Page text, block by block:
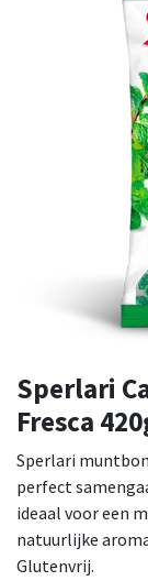
Sperlari
Fresca
Sperlari
perfect
ideaal voor een
natuurlijke
Glutenvrij.